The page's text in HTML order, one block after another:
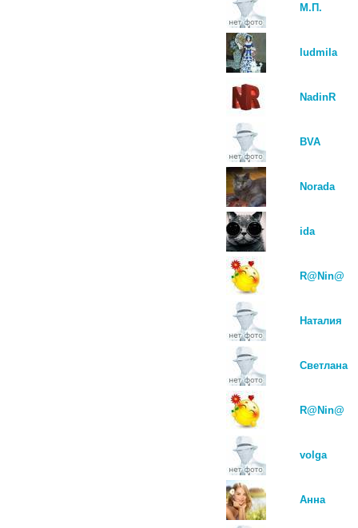
М.П.
ludmila
NadinR
BVA
Norada
ida
R@Nin@
Наталия
Светлана
R@Nin@
volga
Анна